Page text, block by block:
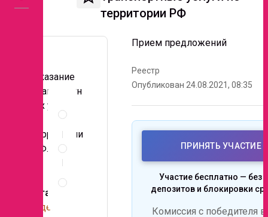
территории РФ
Оказание
транспортн
ых услуг
территории
РФ.
Контакты
Сведения
Прием предложений
Реестр
Опубликован 24.08.2021, 08:35
ПРИНЯТЬ УЧАСТИЕ
Участие бесплатно — без
депозитов и блокировки
Комиссия с победителя